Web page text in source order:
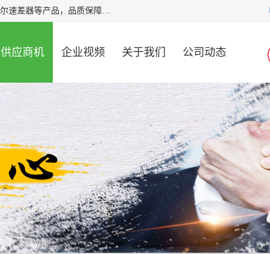
北京中创汇安科贸有限公司专业生产救援三脚架、天鹰4X气体检测仪、梅思安空气呼吸器、霍尼韦尔速差器等产品，品质保障，价格合理，欢迎在线致电咨询。
供应商机 企业视频 关于我们 公司动态